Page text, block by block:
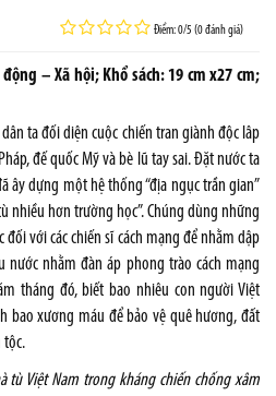
Điểm: 0/5 (0 đánh giá)
– Xã hội; Khổ sách: 19 cm x27 cm;
ta đối diện cuộc chiến tran giành độc lâp
đế quốc Mỹ và bè lũ tay sai. Đặt nước ta
ây dựng một hệ thống “địa ngục trần gian”
nhiều hơn trường học”. Chúng dùng những
với các chiến sĩ cách mạng để nhằm dập
nhằm đàn áp phong trào cách mạng
tháng đó, biết bao nhiêu con người Việt
bao xương máu để bảo vệ quê hương, đất
tộc.
tù Việt Nam trong kháng chiến chống xâm